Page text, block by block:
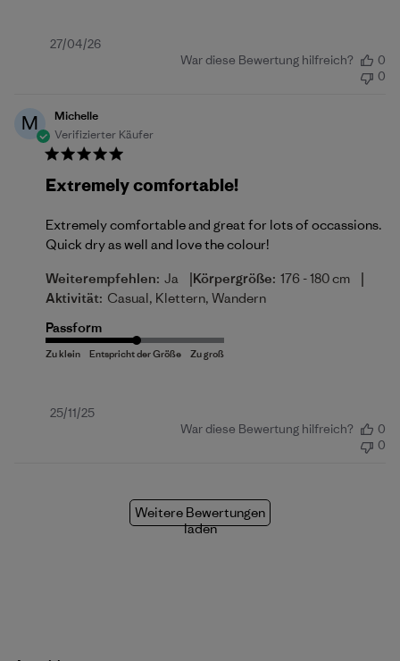
Veröffentlichungsdatum
27/04/26
War diese Bewertung hilfreich?
0
0
M
Michelle
Verifizierter Käufer
Extremely comfortable!
Extremely comfortable and great for lots of occassions.
Quick dry as well and love the colour!
Weiterempfehlen: Ja |Körpergröße: 176 - 180 cm |
Aktivität: Casual, Klettern, Wandern
Passform
Veröffentlichungsdatum
25/11/25
War diese Bewertung hilfreich?
0
0
Weitere Bewertungen
laden